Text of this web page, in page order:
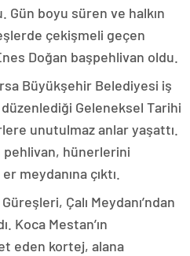
Gün boyu süren ve halkın
çekişmeli geçen
Doğan başpehlivan oldu.
Büyükşehir Belediyesi iş
Geleneksel Tarihi
unutulmaz anlar yaşattı.
pehlivan, hünerlerini
meydanına çıktı.
Çalı Meydanı’ndan
Koca Mestan’ın
eden kortej, alana